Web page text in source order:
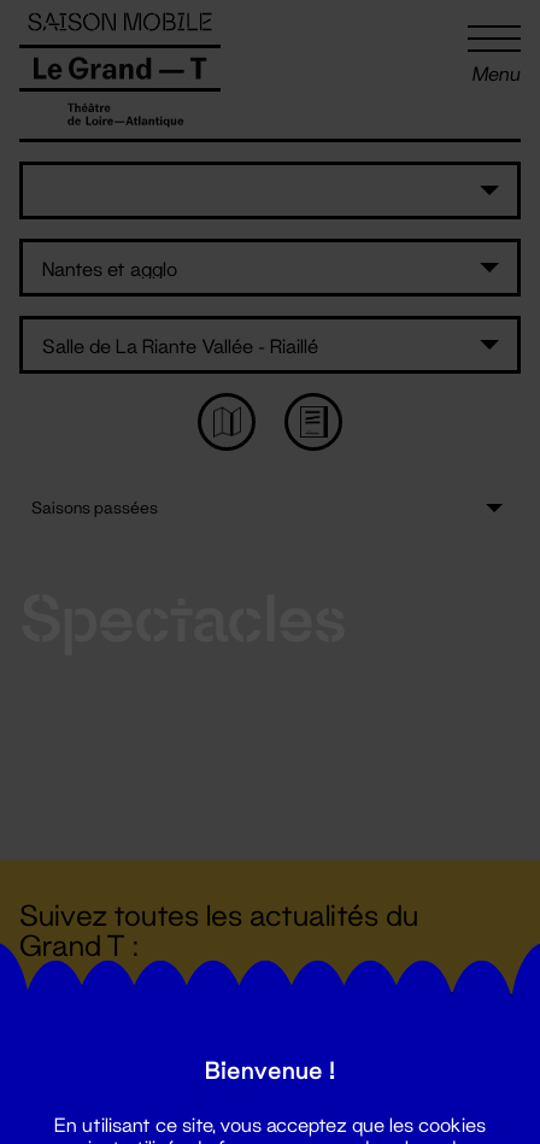
Menu
Suivez toutes les actualités du
Grand T :
Panneau de gestion des cookies
Bienvenue !
En utilisant ce site, vous acceptez que les cookies